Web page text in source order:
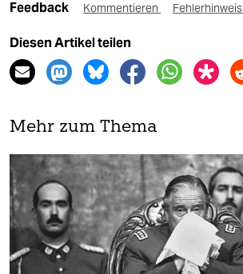
Feedback Kommentieren Fehlerhinweis
Diesen Artikel teilen
Mehr zum Thema